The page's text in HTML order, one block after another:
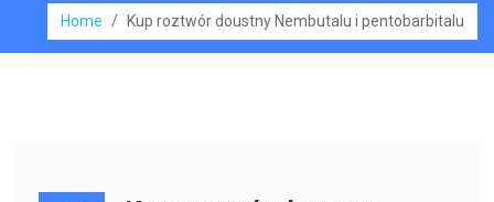
Home / Kup roztwór doustny Nembutalu i pentobarbitalu